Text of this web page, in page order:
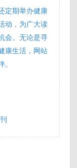
提高生
质量。
特点和
定期举办健康
动，为广大读
会。无论是寻
康生活，网站
。